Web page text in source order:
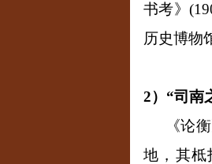
书考》
历史博物
2）“司南
《论
地，其柢